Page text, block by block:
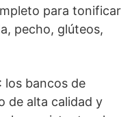
para tonificar
pecho, glúteos,
los bancos de
de alta calidad y